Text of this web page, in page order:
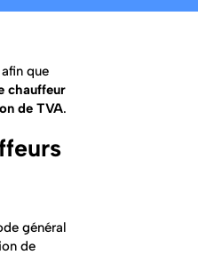
afin que
chauffeur
de TVA.
général
de